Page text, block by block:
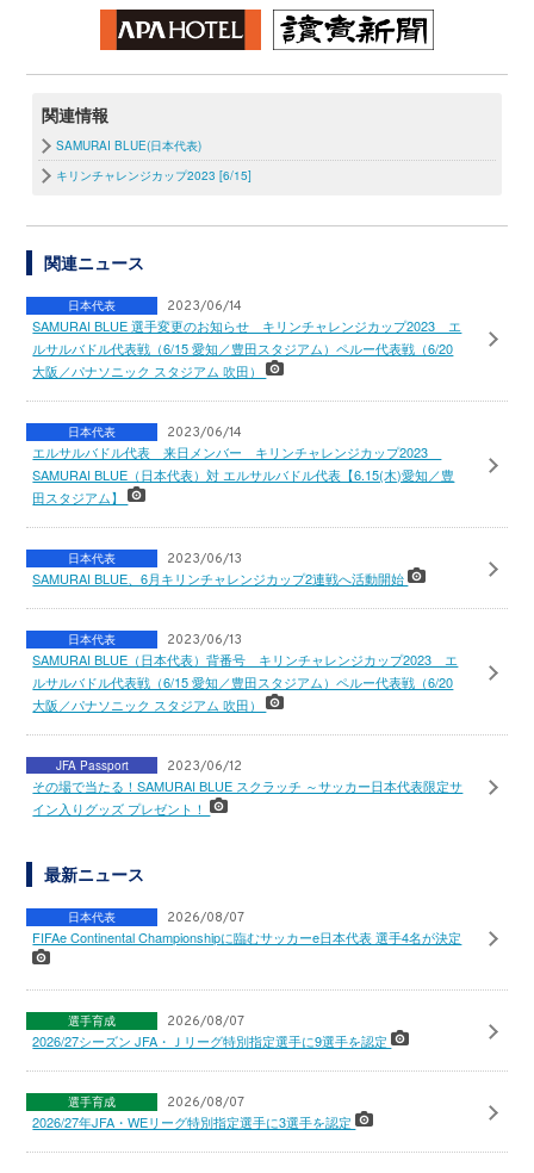
関連情報
SAMURAI BLUE(日本代表)
キリンチャレンジカップ2023 [6/15]
関連ニュース
日本代表 2023/06/14
SAMURAI BLUE 選手変更のお知らせ キリンチャレンジカップ2023 エ
ルサルバドル代表戦（6/15 愛知／豊田スタジアム）ペルー代表戦（6/20
大阪／パナソニック スタジアム 吹田）
日本代表 2023/06/14
エルサルバドル代表 来日メンバー キリンチャレンジカップ2023
SAMURAI BLUE（日本代表）対 エルサルバドル代表【6.15(木)愛知／豊
田スタジアム】
日本代表 2023/06/13
SAMURAI BLUE、6月キリンチャレンジカップ2連戦へ活動開始
日本代表 2023/06/13
SAMURAI BLUE（日本代表）背番号 キリンチャレンジカップ2023 エ
ルサルバドル代表戦（6/15 愛知／豊田スタジアム）ペルー代表戦（6/20
大阪／パナソニック スタジアム 吹田）
JFA Passport 2023/06/12
その場で当たる！SAMURAI BLUE スクラッチ ～サッカー日本代表限定サ
イン入りグッズ プレゼント！
最新ニュース
日本代表 2026/08/07
FIFAe Continental Championshipに臨むサッカーe日本代表 選手4名が決定
選手育成 2026/08/07
2026/27シーズン JFA・Ｊリーグ特別指定選手に9選手を認定
選手育成 2026/08/07
2026/27年JFA・WEリーグ特別指定選手に3選手を認定